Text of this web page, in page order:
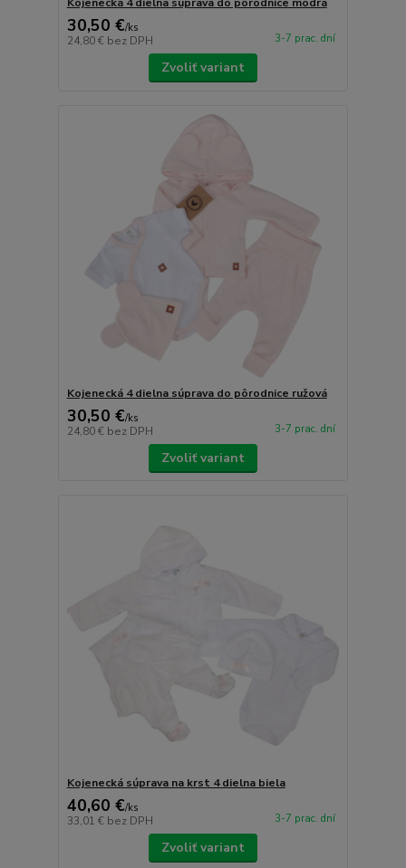
30,50 €/ks
24,80 € bez DPH 3-7 prac. dní
Zvoliť variant
Kojenecká 4 dielna súprava do pôrodnice ružová
30,50 €/ks
24,80 € bez DPH 3-7 prac. dní
Zvoliť variant
Kojenecká súprava na krst 4 dielna biela
40,60 €/ks
33,01 € bez DPH 3-7 prac. dní
Zvoliť variant